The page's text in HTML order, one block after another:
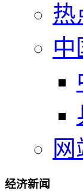
热
中
经济新闻